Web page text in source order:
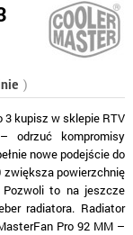
)
3 kupisz w sklepie RTV
odrzuć kompromisy
nowe podejście do
zwiększa powierzchnię
to na jeszcze
radiatora. Radiator
Pro 92 MM –